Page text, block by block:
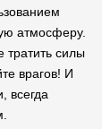
атмосферу.
силы
врагов! И
всегда